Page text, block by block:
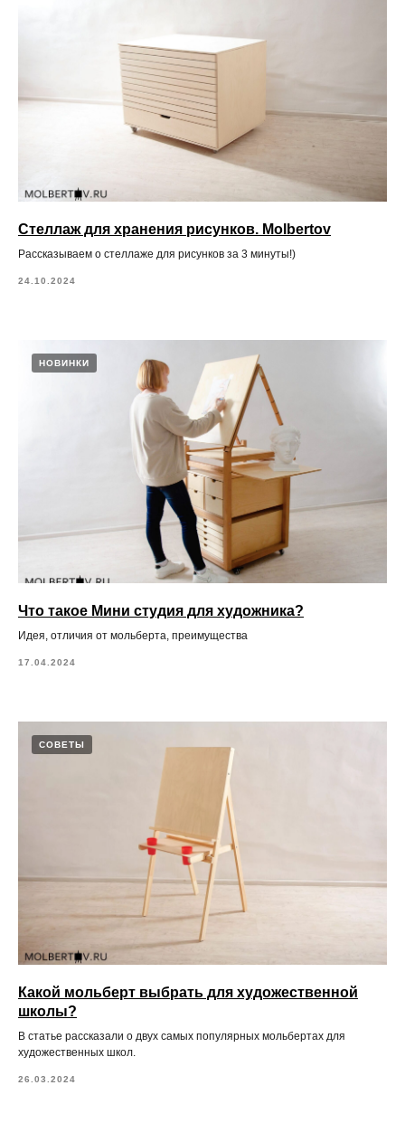
Стеллаж для хранения рисунков. Molbertov
Рассказываем о стеллаже для рисунков за 3 минуты!)
24.10.2024
НОВИНКИ
Что такое Мини студия для художника?
Идея, отличия от мольберта, преимущества
17.04.2024
СОВЕТЫ
Какой мольберт выбрать для художественной
школы?
В статье рассказали о двух самых популярных мольбертах для
художественных школ.
26.03.2024